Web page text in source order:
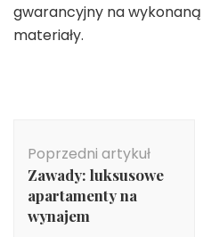
gwarancyjny na
materiały.
wpisu
Poprzedni artykuł
Zawady: luksusowe
apartamenty na
wynajem